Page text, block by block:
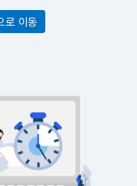
로 이동